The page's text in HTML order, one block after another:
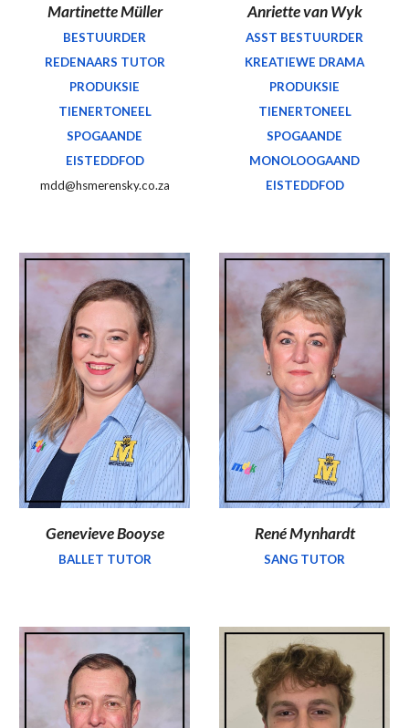
Martinette Müller
BESTUURDER
REDENAARS TUTOR
PRODUKSIE
TIENERTONEEL
SPOGAANDE
EISTEDDFOD
mdd@hsmerensky.co.za
Anriette van Wyk
ASST BESTUURDER
KREATIEWE DRAMA
PRODUKSIE
TIENERTONEEL
SPOGAANDE
MONOLOOGAAND
EISTEDDFOD
Genevieve Booyse
BALLET TUTOR
René Mynhardt
SANG TUTOR